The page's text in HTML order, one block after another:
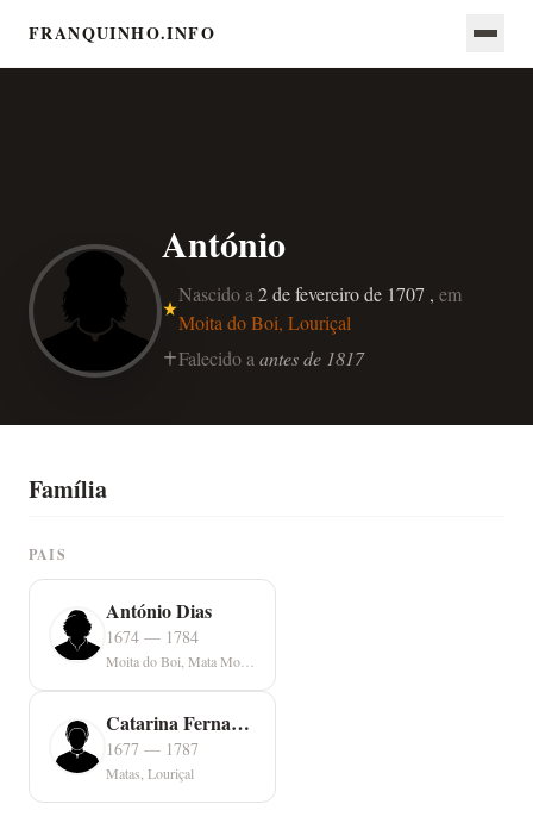
FRANQUINHO.INFO
António
Nascido a 2 de fevereiro de 1707 , em
Moita do Boi, Louriçal
Falecido a antes de 1817
Família
PAIS
António Dias
1674 — 1784
Catarina Fernandes
1677 — 1787
Matas, Louriçal